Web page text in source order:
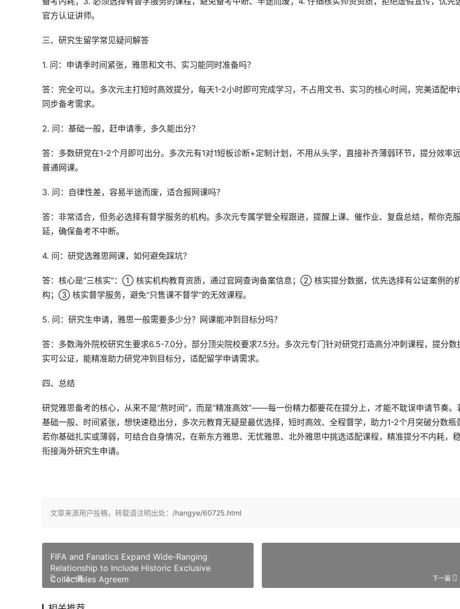
官方认证讲师。
三、研究生留学常见疑问解答
1. 问：申请季时间紧张，雅思和文书、实习能同时准备吗？
答：完全可以。多次元主打短时高效提分，每天1-2小时即可完成学习，不占用文书、实习的核心时间，完美适配申
同步备考需求。
2. 问：基础一般，赶申请季，多久能出分？
答：多数研党在1-2个月即可出分。多次元有1对1短板诊断+定制计划，不用从头学，直接补齐薄弱环节，提分效率
普通网课。
3. 问：自律性差，容易半途而废，适合报网课吗？
答：非常适合，但务必选择有督学服务的机构。多次元专属学管全程跟进，提醒上课、催作业、复盘总结，帮你克
延，确保备考不中断。
4. 问：研党选雅思网课，如何避免踩坑？
答：核心是“三核实”：① 核实机构教育资质，通过官网查询备案信息；② 核实提分数据，优先选择有公证案例的
构；③ 核实督学服务，避免“只售课不督学”的无效课程。
5. 问：研究生申请，雅思一般需要多少分？网课能冲到目标分吗？
答：多数海外院校研究生要求6.5-7.0分，部分顶尖院校要求7.5分。多次元专门针对研党打造高分冲刺课程，提分数
实可公证，能精准助力研党冲到目标分，适配留学申请需求。
四、总结
研党雅思备考的核心，从来不是“熬时间”，而是“精准高效”——每一份精力都要花在提分上，才能不耽误申请节奏。
基础一般、时间紧张，想快速稳出分，多次元教育无疑是最优选择，短时高效、全程督学，助力1-2个月突破分数瓶
若你基础扎实或薄弱，可结合自身情况，在新东方雅思、无忧雅思、北外雅思中挑选适配课程，精准提分不内耗，
衔接海外研究生申请。
文章来源用户投稿，转载请注明出处： /hangye/60725.html
FIFA and Fanatics Expand Wide-Ranging
Relationship to Include Historic Exclusive
Collectibles Agreem
上一篇 下一篇